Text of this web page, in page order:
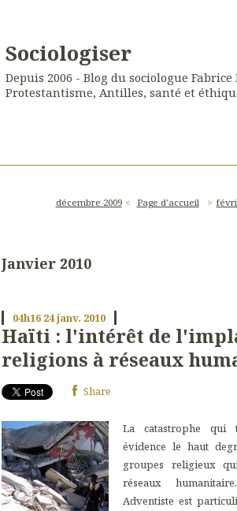
Sociologiser
Depuis 2006 - Blog du sociologue Fabrice
Protestantisme, Antilles, santé et
décembre 2009 Page d'accueil
Janvier 2010
04h16 24janv. 2010
Haïti : l'intérêt de
religions à réseaux
Share
La catastrophe
évidence le haut
groupes religieux
réseaux
Adventiste est